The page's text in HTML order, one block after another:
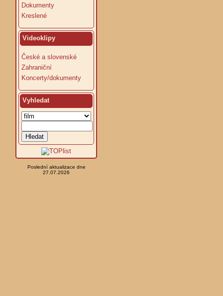
Dokumenty
Kreslené
Videoklipy
České a slovenské
Zahraniční
Koncerty/dokumenty
Vyhledat
Poslední aktualizace dne
27.07.2026